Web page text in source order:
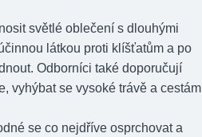
světlé oblečení s dlouhými
látkou proti klíšťatům a po
Odborníci také doporučují
vyhýbat se vysoké trávě a cestám
se co nejdříve osprchovat a